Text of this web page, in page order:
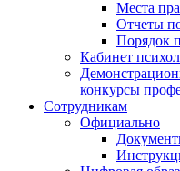
Места
Отчеты
Порядок
Кабинет
конкурсы
Сотрудникам
Официально